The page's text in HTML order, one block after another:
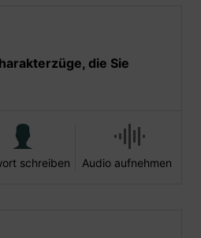
die Sie
schreiben Audio aufnehmen